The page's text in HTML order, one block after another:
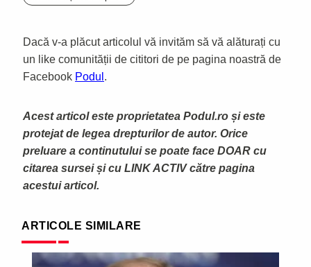
Dacă v-a plăcut articolul vă invităm să vă alăturați cu
un like comunității de cititori de pe pagina noastră de
Facebook Podul .
Acest articol este proprietatea Podul.ro și este
protejat de legea drepturilor de autor. Orice
preluare a continutului se poate face DOAR cu
citarea sursei și cu LINK ACTIV către pagina
acestui articol.
ARTICOLE SIMILARE